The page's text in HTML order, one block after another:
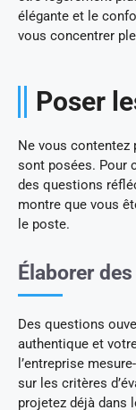
élégante et le
vous concentrer
Poser
Ne vous contentez
sont posées. Pour
des questions
montre que vous
le poste.
Élaborer
Des questions
authentique et
l’entreprise
sur les critères
projetez déjà dans